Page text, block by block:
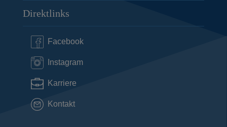
Direktlinks
Facebook
Instagram
Karriere
Kontakt